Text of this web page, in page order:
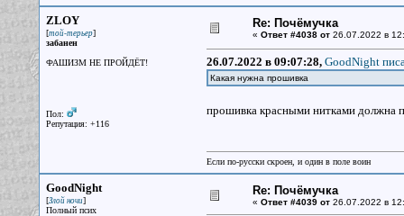
ZLOY
[той-терьер]
забанен
ФАШИЗМ НЕ ПРОЙДЁТ!
Пол:
Репутация: +116
Re: Почёмучка
« Ответ #4038 от26.07.2022 в
26.07.2022 в 09:07:28, GoodNight
Какая нужна прошивка
прошивка красными нитками должна
Если по-русски скроен, и один в поле воин
GoodNight
[Злой ночи]
Полный псих
Re: Почёмучка
« Ответ #4039 от26.07.2022 в